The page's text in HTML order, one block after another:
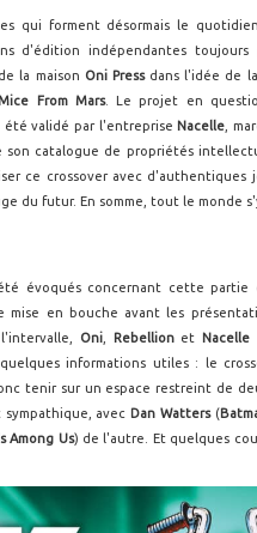
qui forment désormais le
d'édition indépendantes toujours
la maison Oni Pressdans l'idée de
From Mars. Le projet en
été validé par l'entreprise Nacelle ,
catalogue de propriétés
ce crossover avec d'authentiques
du futur. En somme, tout le monde
évoqués concernant cette partie
en bouche avant les
Oni, Rebellion et Nacelle
informations utiles : le
tenir sur un espace restreint de
avec Dan Watters(
Among Us) de l'autre. Et quelques